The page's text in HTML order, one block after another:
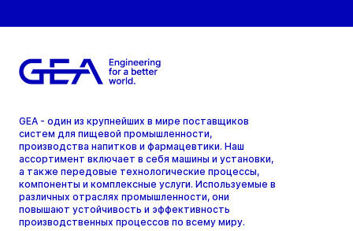
GEA - один из крупнейших в мире поставщиков
систем для пищевой промышленности,
производства напитков и фармацевтики. Наш
ассортимент включает в себя машины и установки,
а также передовые технологические процессы,
компоненты и комплексные услуги. Используемые в
различных отраслях промышленности, они
повышают устойчивость и эффективность
производственных процессов по всему миру.